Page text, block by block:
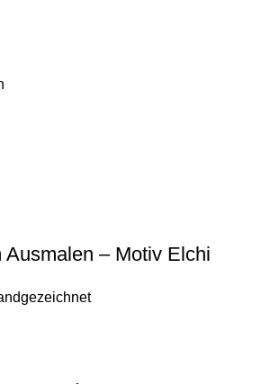
Ausmalen – Motiv Elchi